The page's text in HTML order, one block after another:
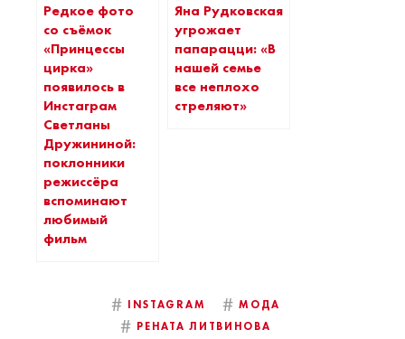
Редкое фото
со съёмок
«Принцессы
цирка»
появилось в
Инстаграм
Светланы
Дружининой:
поклонники
режиссёра
вспоминают
любимый
фильм
Яна Рудковская
угрожает
папарацци: «В
нашей семье
все неплохо
стреляют»
# INSTAGRAM # МОДА
# РЕНАТА ЛИТВИНОВА